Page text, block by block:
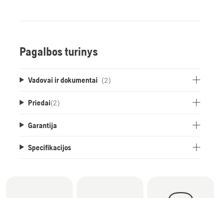
Pagalbos turinys
Vadovai ir dokumentai (2)
Priedai(2)
Garantija
Specifikacijos